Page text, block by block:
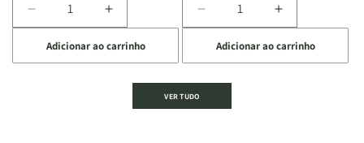
Diminuir
a
quantidade
de
Aumentar
a
quantidade
de
Devocional
Adicionar ao carrinho
Diminuir
a
quantidade
de
Devocional
Aumentar
a
quantidade
de
Adicionar ao carrinho
VER TUDO